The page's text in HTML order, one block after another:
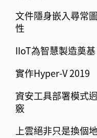
文件隱身嵌入尋常
性
IIoT為智慧製造奠
實作Hyper-V 2019
資安工具部署模式
竅
上雲絕非只是換個